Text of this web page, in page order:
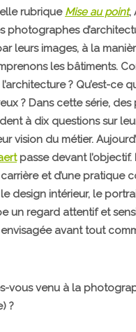
rubrique Mise au point,
photographes
leurs images, à la
les bâtiments.
? Qu’est-ce
? Dans cette série,
à dix questions sur
vision du métier.
passe devant
et d’une pratique
le design intérieur, le
un regard attentif et
envisagée avant tout
vous venu à la
?